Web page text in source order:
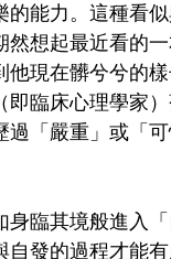
能力。這種看
然想起最近看的
現在髒兮兮的
臨床心理學家
「嚴重」或「
臨其境般進入
發的過程才能